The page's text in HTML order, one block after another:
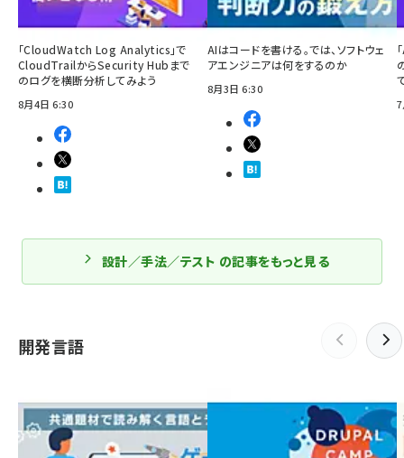
「CloudWatch Log Analytics」で
CloudTrailからSecurity Hubまで
のログを横断分析してみよう
8月4日 6:30
AIはコードを書ける。では、ソフトウェ
アエンジニアは何をするのか
8月3日 6:30
設計／手法／テスト の記事をもっと見る
開発言語